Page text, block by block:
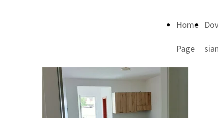
Home
Page